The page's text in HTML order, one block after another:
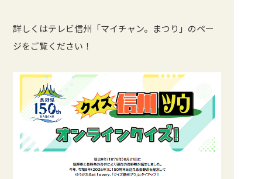
詳しくはテレビ信州「マイチャン。まつり」のペー
ジをご覧ください！